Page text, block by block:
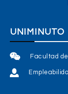
UNIMINUTO
Facultad